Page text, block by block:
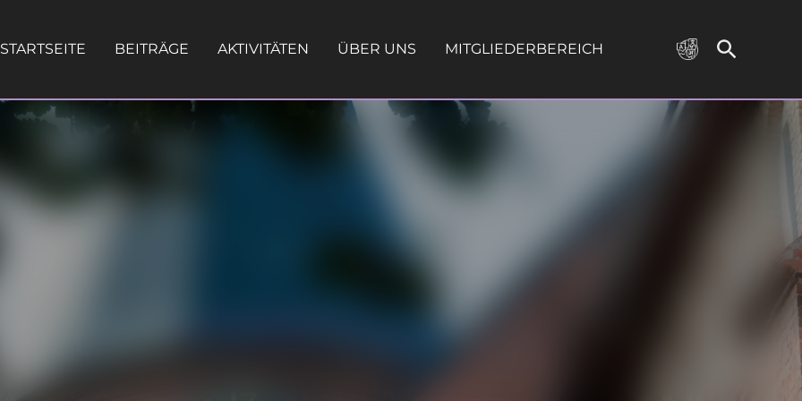
STARTSEITE BEITRÄGE AKTIVITÄTEN ÜBER UNS MITGLIEDERBEREICH